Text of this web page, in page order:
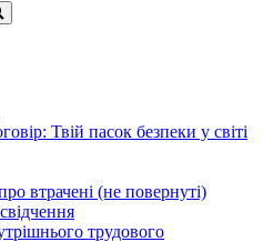
Твій пасок безпеки у світі
втрачені (не повернуті)
трудового